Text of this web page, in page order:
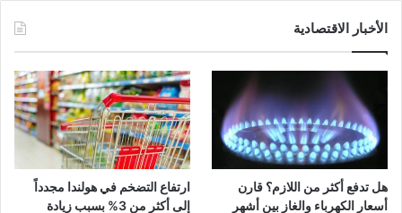
الأخبار الاقتصادية
هل تدفع أكثر من اللازم؟ قارن
أسعار الكهرباء والغاز بين أشهر
ارتفاع التضخم في هولندا مجدداً
إلى أكثر من 3% بسبب زيادة